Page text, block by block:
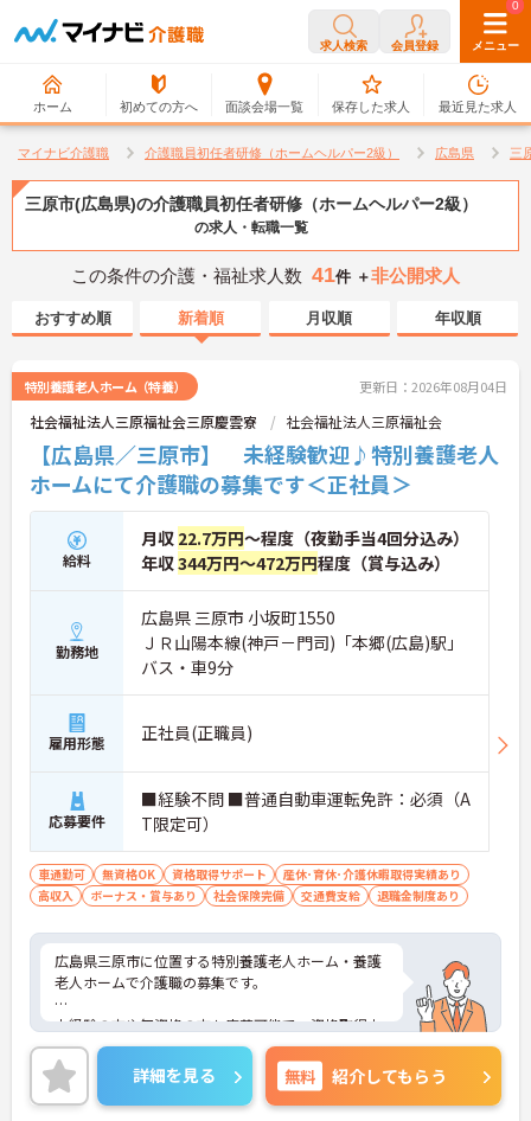
求人検索 会員登録 メニュー
ホーム 初めての方へ 面談会場一覧
0
保存した求人
0
最近見た求人
マイナビ介護職 介護職員初任者研修（ホームヘルパー2級） 広島県 三
三原市(広島県)の介護職員初任者研修（ホームヘルパー2級）
の求人・転職一覧
この条件の介護・福祉求人数 41件 ＋非公開求人
おすすめ順 新着順 月収順 年収順
特別養護老人ホーム（特養） 更新日：2026年08月04日
社会福祉法人三原福祉会三原慶雲寮 社会福祉法人三原福祉会
【広島県／三原市】 未経験歓迎♪特別養護老人
ホームにて介護職の募集です＜正社員＞
給料
月収 22.7万円～程度（夜勤手当4回分込み）
年収344万円～472万円程度（賞与込み）
勤務地
広島県 三原市 小坂町1550
ＪＲ山陽本線(神戸－門司)「本郷(広島)駅」
バス・車9分
雇用形態 正社員(正職員)
応募要件
■経験不問 ■普通自動車運転免許：必須（A
T限定可）
車通勤可 無資格OK 資格取得サポート
産休･育休･介護休暇取得実績あり
高収入
ボーナス・賞与あり 社会保険完備 交通費支給 退職金制度あり
広島県三原市に位置する特別養護老人ホーム・養護
老人ホームで介護職の募集です。
未経験の方や無資格の方も応募可能で、資格取得支
援制度を活用しながらスキルアップを目指せます。
賞与3.9ヶ月の過去実績や就職支援金制度、各種手当
も整っています。残業は月平均1時間と少なく、家庭
やプライベートとの両立もしやすい環境です。
詳細を見る 無料 紹介してもらう